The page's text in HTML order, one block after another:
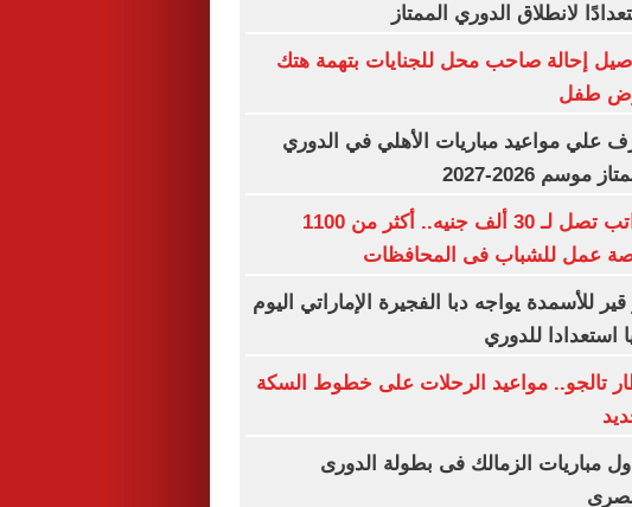
لانطلاق الدوري الممتاز
إحالة صاحب محل للجنايات بتهمة هتك
طفل
علي مواعيد مباريات الأهلي في الدوري
موسم 2026-2027
رواتب تصل لـ 30 ألف جنيه.. أكثر من 1100
عمل للشباب فى المحافظات
قير للأسمدة يواجه دبا الفجيرة الإماراتي اليوم
استعدادا للدوري
تالجو.. مواعيد الرحلات على خطوط السكة
مباريات الزمالك فى بطولة الدورى